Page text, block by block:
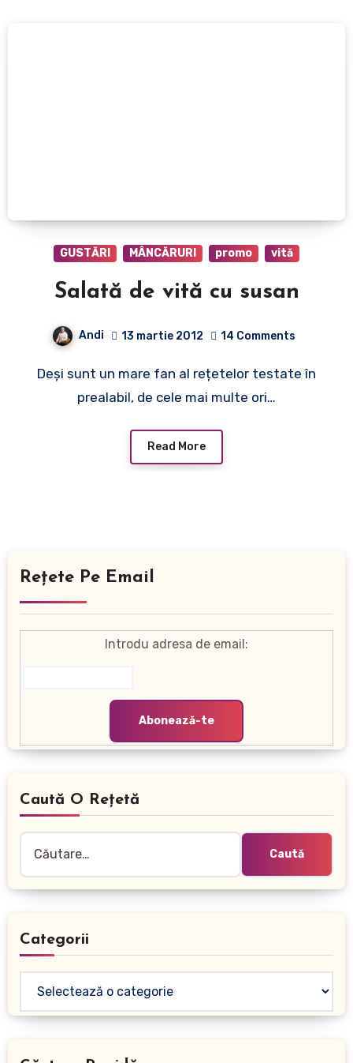
GUSTĂRI MÂNCĂRURI promo vită
Salată de vită cu susan
Andi 13 martie 2012 14 Comments
Deși sunt un mare fan al rețetelor testate în
prealabil, de cele mai multe ori…
Read More
Rețete Pe Email
Introdu adresa de email:
Caută O Rețetă
după:
Categorii